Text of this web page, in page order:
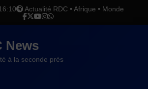
Actualité RDC • Afrique • Monde
News
à la seconde près